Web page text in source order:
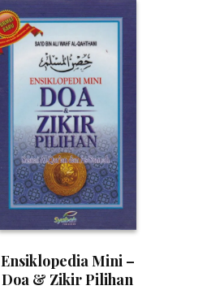
Ensiklopedia Mini –
Doa & Zikir Pilihan